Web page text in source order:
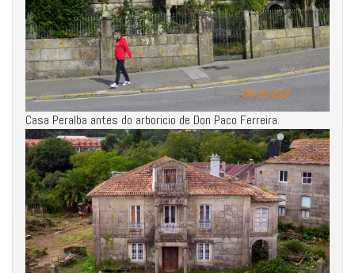
Casa Peralba antes do arboricio de Don Paco Ferreira.